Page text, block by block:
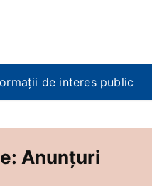
de interes public
Anunțuri